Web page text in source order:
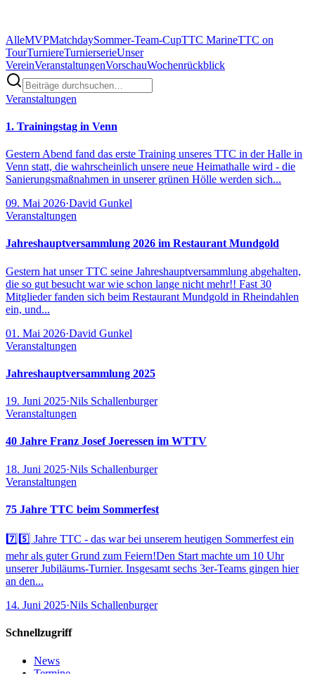
AlleMVPMatchdaySommer-Team-CupTTC MarineTTC on
TourTurniereTurnierserieUnser
VereinVeranstaltungenVorschauWochenrückblick
Veranstaltungen
1. Trainingstag in Venn
Gestern Abend fand das erste Training unseres TTC in der Halle in
Venn statt, die wahrscheinlich unsere neue Heimathalle wird - die
Sanierungsmaßnahmen in unserer grünen Hölle werden sich...
09. Mai 2026·David Gunkel
Veranstaltungen
Jahreshauptversammlung 2026 im Restaurant Mundgold
Gestern hat unser TTC seine Jahreshauptversammlung abgehalten,
die so gut besucht war wie schon lange nicht mehr!! Fast 30
Mitglieder fanden sich beim Restaurant Mundgold in Rheindahlen
ein, und...
01. Mai 2026·David Gunkel
Veranstaltungen
Jahreshauptversammlung 2025
19. Juni 2025·Nils Schallenburger
Veranstaltungen
40 Jahre Franz Josef Joeressen im WTTV
18. Juni 2025·Nils Schallenburger
Veranstaltungen
75 Jahre TTC beim Sommerfest
7️⃣5️⃣ Jahre TTC - das war bei unserem heutigen Sommerfest ein
mehr als guter Grund zum Feiern!Den Start machte um 10 Uhr
unserer Jubiläums-Turnier. Insgesamt sechs 3er-Teams gingen hier
an den...
14. Juni 2025·Nils Schallenburger
Schnellzugriff
News
Termine